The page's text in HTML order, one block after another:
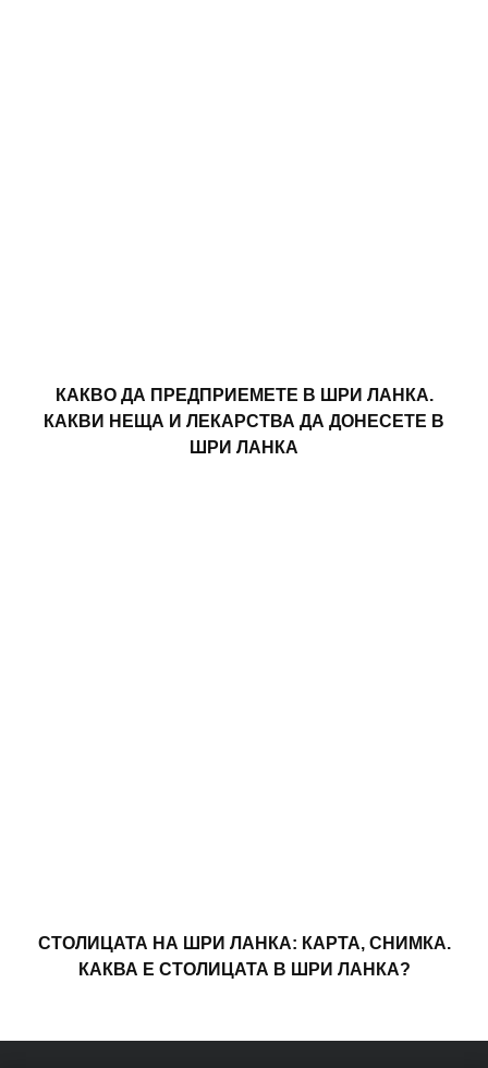
КАКВО ДА ПРЕДПРИЕМЕТЕ В ШРИ ЛАНКА.
КАКВИ НЕЩА И ЛЕКАРСТВА ДА ДОНЕСЕТЕ В
ШРИ ЛАНКА
СТОЛИЦАТА НА ШРИ ЛАНКА: КАРТА, СНИМКА.
КАКВА Е СТОЛИЦАТА В ШРИ ЛАНКА?